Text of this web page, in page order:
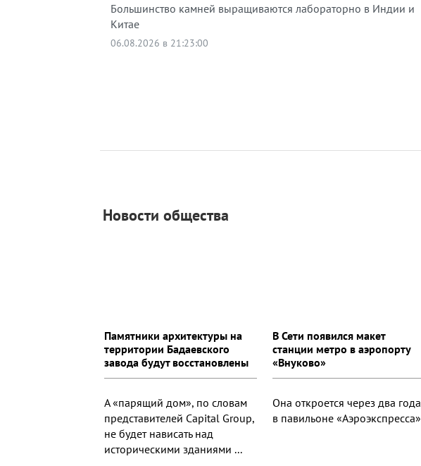
Большинство камней выращиваются лабораторно в Индии и
Китае
06.08.2026 в 21:23:00
Новости общества
Памятники архитектуры на
территории Бадаевского
завода будут восстановлены
А «парящий дом», по словам
представителей Capital Group,
не будет нависать над
историческими зданиями ...
В Сети появился макет
станции метро в аэропорту
«Внуково»
Она откроется через два года
в павильоне «Аэроэкспресса»